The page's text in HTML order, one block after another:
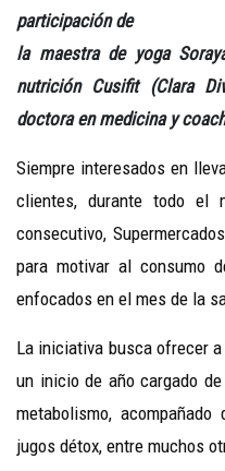
participación de
la maestra de yoga
nutrición Cusifit (Clara
doctora en medicina y
Siempre interesados en
clientes, durante todo el
consecutivo,
para motivar al consumo
enfocados en el mes de la
La iniciativa busca ofrecer
un inicio de año cargado
metabolismo,
jugos détox, entre muchos